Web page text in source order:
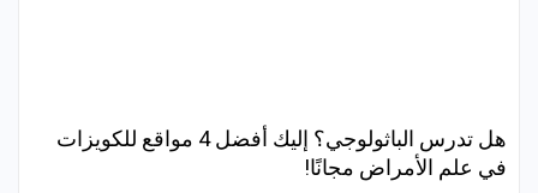
هل تدرس الباثولوجي؟ إليك أفضل 4 مواقع للكويزات
في علم الأمراض مجانًا!